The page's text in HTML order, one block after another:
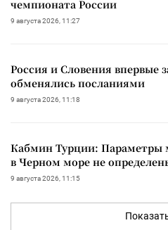
чемпионата России
9 августа 2026, 11:27
Россия и Словения впервые
обменялись посланиями
9 августа 2026, 11:18
Кабмин Турции: Параметры
в Черном море не
9 августа 2026, 11:15